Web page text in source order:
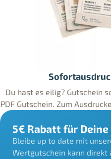
Du hast es eilig? Gutschein
PDF Gutschein. Zum
5€ Rabatt für
Bleibe up to date mit
Wertgutschein kann direkt